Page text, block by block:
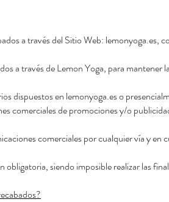
a través del Sitio Web: lemonyoga.es,
a través de Lemon Yoga, para
dispuestos en lemonyoga.es o
comerciales de promociones y/o
comerciales por cualquier vía y
siendo imposible realizar las